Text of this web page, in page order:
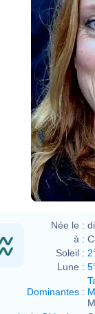
Née le :
à :
Soleil :
Lune :
Dominantes :